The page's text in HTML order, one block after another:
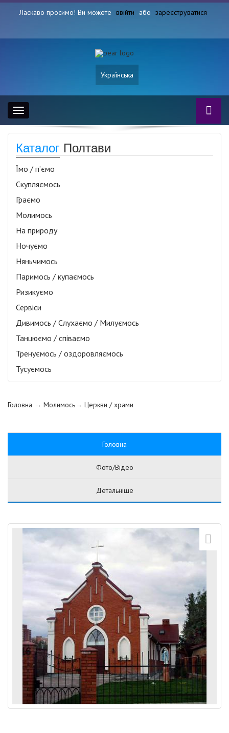
Ласкаво просимо! Ви можете ввійти або зареєструватися
Українська
Toggle
navigation
Каталог Полтави
Їмо / п’ємо
Скупляємось
Граємо
Молимось
На природу
Ночуємо
Няньчимось
Паримось / купаємось
Ризикуємо
Сервіси
Дивимось / Слухаємо / Милуємось
Танцюємо / співаємо
Тренуємось / оздоровляємось
Тусуємось
Головна → Молимось→ Церкви / храми
Головна
Фото/Відео
Детальніше